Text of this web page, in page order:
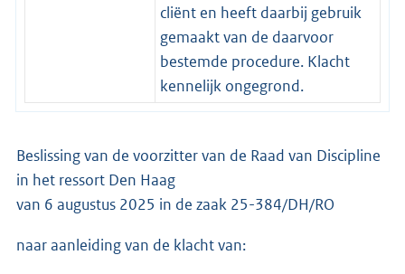
cliënt en heeft daarbij gebruik
gemaakt van de daarvoor
bestemde procedure. Klacht
kennelijk ongegrond.
Beslissing van de voorzitter van de Raad van Discipline
in het ressort Den Haag
van 6 augustus 2025 in de zaak 25-384/DH/RO
naar aanleiding van de klacht van: